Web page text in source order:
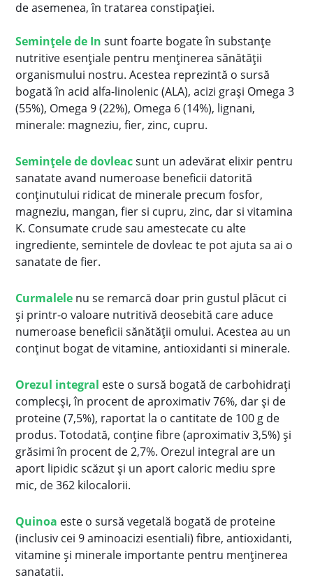
de asemenea, în tratarea constipației.
Semințele de Insunt foarte bogate în substanțe
nutritive esențiale pentru menținerea sănătății
organismului nostru. Acestea reprezintă o sursă
bogată în acid alfa-linolenic (ALA), acizi grași Omega 3
(55%), Omega 9 (22%), Omega 6 (14%), lignani,
minerale: magneziu, fier, zinc, cupru.
Semințele de dovleacsunt un adevărat elixir pentru
sanatate avand numeroase beneficii datorită
conținutului ridicat de minerale precum fosfor,
magneziu, mangan, fier si cupru, zinc, dar si vitamina
K. Consumate crude sau amestecate cu alte
ingrediente, semintele de dovleac te pot ajuta sa ai o
sanatate de fier.
Curmalele nu se remarcă doar prin gustul plăcut ci
și printr-o valoare nutritivă deosebită care aduce
numeroase beneficii sănătății omului. Acestea au un
conținut bogat de vitamine, antioxidanti si minerale.
Orezul integral este o sursă bogată de carbohidrați
complecși, în procent de aproximativ 76%, dar și de
proteine (7,5%), raportat la o cantitate de 100 g de
produs. Totodată, conține fibre (aproximativ 3,5%) și
grăsimi în procent de 2,7%. Orezul integral are un
aport lipidic scăzut și un aport caloric mediu spre
mic, de 362 kilocalorii.
Quinoa este o sursă vegetală bogată de proteine
(inclusiv cei 9 aminoacizi esentiali) fibre, antioxidanti,
vitamine și minerale importante pentru menținerea
sanatatii.